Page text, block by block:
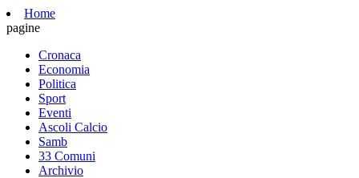
Home
pagine
Cronaca
Economia
Politica
Sport
Eventi
Ascoli Calcio
Samb
33 Comuni
Archivio